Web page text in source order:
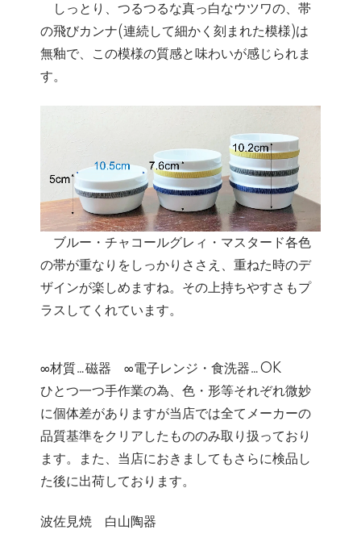
しっとり、つるつるな真っ白なウツワの、帯
の飛びカンナ(連続して細かく刻まれた模様)は
無釉で、この模様の質感と味わいが感じられま
す。
ブルー・チャコールグレィ・マスタード各色
の帯が重なりをしっかりささえ、重ねた時のデ
ザインが楽しめますね。その上持ちやすさもプ
ラスしてくれています。
∞材質…磁器 ∞電子レンジ・食洗器…OK
ひとつ一つ手作業の為、色・形等それぞれ微妙
に個体差がありますが当店では全てメーカーの
品質基準をクリアしたもののみ取り扱っており
ます。また、当店におきましてもさらに検品し
た後に出荷しております。
波佐見焼 白山陶器